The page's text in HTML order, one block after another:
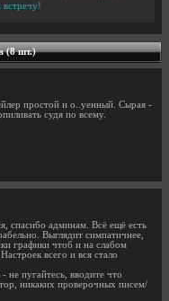
(8 шт.)
простой и о..уенный. Сырая -
судя по всему.
спасибо админам. Всё ещё есть
Выглядит симпатичнее,
графики чтоб и на слабом
всего и вся стало
не пугайтесь, вводите что
никаких проверочных писем/